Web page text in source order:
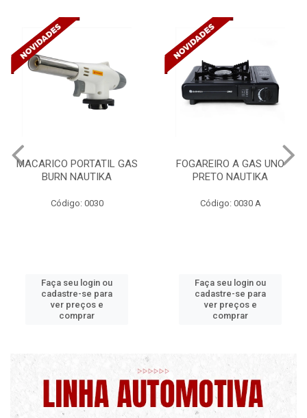
GAS
FOGAREIRO A GAS UNO
PRETO NAUTIKA
Código: 0030 A
Faça seu login ou
cadastre-se para
ver preços e
CANALETA
C/DIVISORIA C/
Código: 4990
Faça seu login
cadastre-se
ver preços e